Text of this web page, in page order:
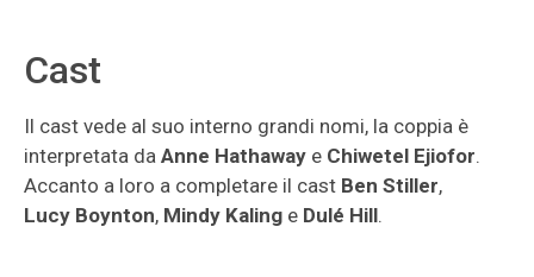
Cast
Il cast vede al suo interno grandi nomi, la coppia è
interpretata da Anne Hathaway e Chiwetel Ejiofor.
Accanto a loro a completare il cast Ben Stiller,
Lucy Boynton, Mindy Kaling e Dulé Hill.